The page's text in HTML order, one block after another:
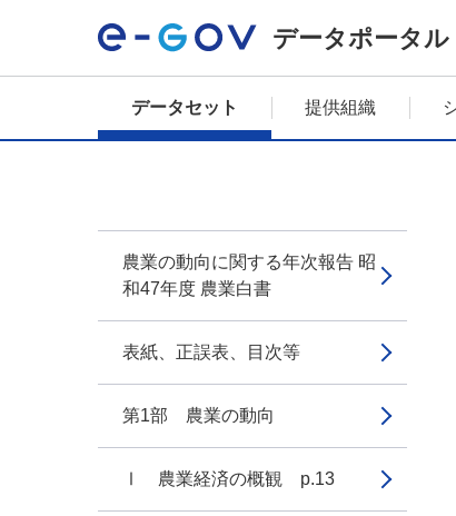
データポータル
データセット 提供組織
農業の動向に関する年次報告 昭
和47年度 農業白書
表紙、正誤表、目次等
第1部 農業の動向
Ⅰ 農業経済の概観 p.13